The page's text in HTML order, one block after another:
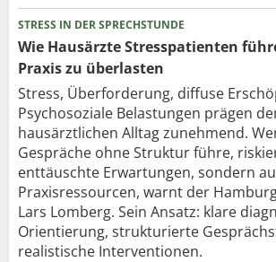
STRESS IN DER SPRECHSTUNDE
Wie Hausärzte Stresspatienten
Praxis zu überlasten
Stress, Überforderung, diffuse
Psychosoziale Belastungen prägen
hausärztlichen Alltag zunehmend.
Gespräche ohne Struktur führe,
enttäuschte Erwartungen, sondern
Praxisressourcen, warnt der
Lars Lomberg. Sein Ansatz: klare
Orientierung, strukturierte
realistische Interventionen.